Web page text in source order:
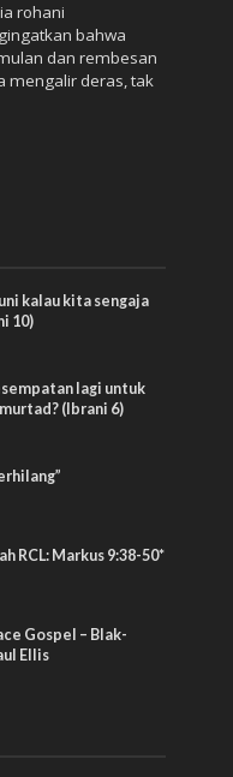
rohani
bahwa
dan rembesan
mengalir deras, tak
kalau kita sengaja
10)
lagi untuk
(Ibrani 6)
RCL: Markus 9:38-50*
Gospel – Blak-
Ellis